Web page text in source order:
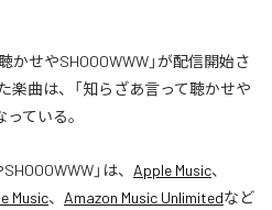
かせやSHOOOWWW」が配信開始さ
楽曲は、「知らざあ言って聴かせや
っている。
」は、 Apple Music、
Music、 Amazon Music Unlimitedなど